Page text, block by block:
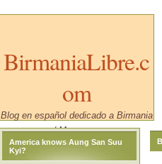
BirmaniaLibre.c
om
Blog en español dedicado a Birmania
/ Myanmar.
America knows Aung San Suu
Kyi?